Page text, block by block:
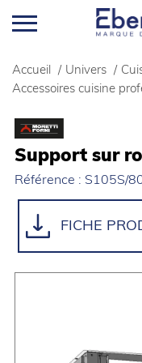
Accueil / Univers /
Accessoires cuisine
Support sur
Référence : S105S/
FICHE